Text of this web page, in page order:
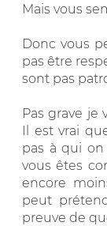
Mais vous
Donc vous
pas être
sont pas
Pas grave je
Il est vrai
pas à qui
vous êtes
encore
peut
preuve de